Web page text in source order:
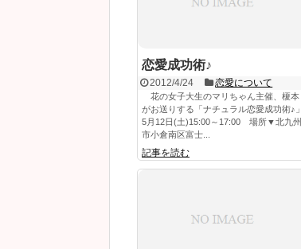
恋愛成功術♪
2012/4/24 恋愛について
花の女子大生のマリちゃん主催、榎本
がお送りする「ナチュラル恋愛成功術♪」
5月12日(土)15:00～17:00 場所▼北九州
市小倉南区富士...
記事を読む